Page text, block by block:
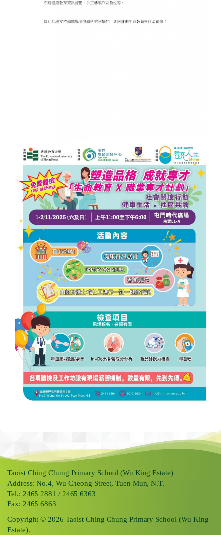
Taoist Ching Chung Primary School (Wu King Estate)
Address: No.4, Wu Cheong Street, Tuen Mun, N.T.
Tel.: 2465 2881 / 2465 6363
Fax: 2465 6863
Copyright © 2026 Taoist Ching Chung Primary School (Wu King
Estate).